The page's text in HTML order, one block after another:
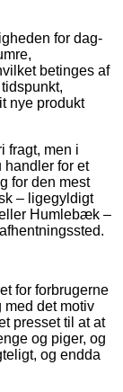
for dag-
betinges af
nye produkt
fragt, men i
for et
for den mest
– ligegyldigt
Humlebæk –
for forbrugerne
med det motiv
presset til at at
og piger, og
og endda